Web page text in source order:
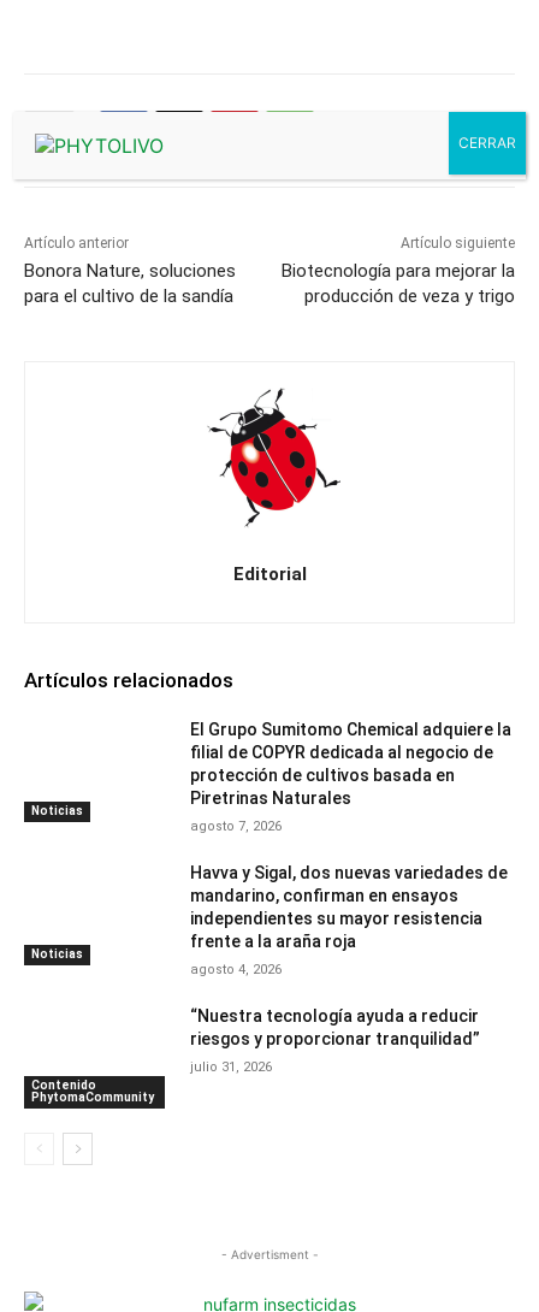
Artículo anterior
Bonora Nature, soluciones
para el cultivo de la sandía
Artículo siguiente
Biotecnología para mejorar la
producción de veza y trigo
Editorial
Artículos relacionados
Noticias
El Grupo Sumitomo Chemical adquiere la
filial de COPYR dedicada al negocio de
protección de cultivos basada en
Piretrinas Naturales
agosto 7, 2026
Noticias
Havva y Sigal, dos nuevas variedades de
mandarino, confirman en ensayos
independientes su mayor resistencia
frente a la araña roja
agosto 4, 2026
Contenido
PhytomaCommunity
“Nuestra tecnología ayuda a reducir
riesgos y proporcionar tranquilidad”
julio 31, 2026
- Advertisment -